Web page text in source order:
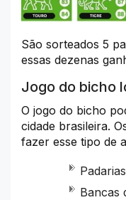
São sorteados 5
essas dezenas
Jogo do bicho
O jogo do bicho
cidade brasileira.
fazer esse tipo de
Bancas